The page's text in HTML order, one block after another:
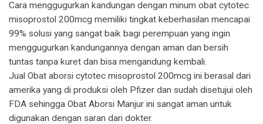
Cara menggugurkan kandungan dengan minum obat cytotec
misoprostol 200mcg memiliki tingkat keberhasilan mencapai
99% solusi yang sangat baik bagi perempuan yang ingin
menggugurkan kandungannya dengan aman dan bersih
tuntas tanpa kuret dan bisa mengandung kembali.
Jual Obat aborsi cytotec misoprostol 200mcg ini berasal dari
amerika yang di produksi oleh Pfizer dan sudah disetujui oleh
FDA sehingga Obat Aborsi Manjur ini sangat aman untuk
digunakan dengan saran dari dokter.